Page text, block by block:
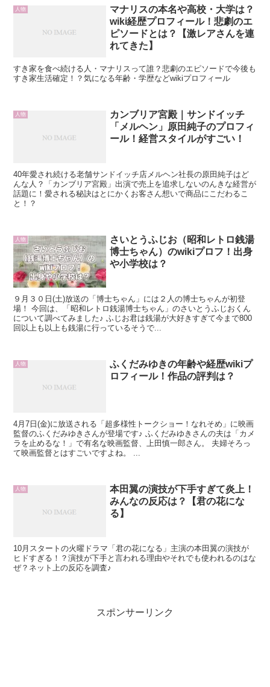
人物
マナリスの本名や高校・大学は？
wiki経歴プロフィール！悲劇のエ
ピソードとは？【激レアさんを連
れてきた】
すき家を食べ続ける人・マナリスって誰？悲劇のエピソードで今後も
すき家生活確定！？気になる年齢・学歴などwikiプロフィール
人物
カンブリア宮殿｜サンドイッチ
「メルヘン」原田純子のプロフィ
ール！経営スタイルがすごい！
40年愛され続ける老舗サンドイッチ店メルヘン社長の原田純子はど
んな人？「カンブリア宮殿」出演で売上を追求しないのんきな経営が
話題に！愛される秘訣はとにかくお客さん想いで商品にこだわるこ
と！？
人物
さいとうふじお（昭和レトロ銭湯
博士ちゃん）のwikiプロフ！出身
や小学校は？
９月３０日(土)放送の「博士ちゃん」には２人の博士ちゃんが初登
場！ 今回は、「昭和レトロ銭湯博士ちゃん」のさいとうふじおくん
について調べてみました♪ ふじお君は銭湯が大好きすぎて今まで800
回以上も以上も銭湯に行っているそうで...
人物
ふくだみゆきの年齢や経歴wikiプ
ロフィール！作品の評判は？
4月7日(金)に放送される「超多様性トークショー！なれそめ」に映画
監督のふくだみゆきさんが登場です♪ ふくだみゆきさんの夫は「カメ
ラを止めるな！」で有名な映画監督、上田慎一郎さん。 夫婦そろっ
て映画監督とはすごいですよね。 ...
人物
本田翼の演技が下手すぎて炎上！
みんなの反応は？【君の花にな
る】
10月スタートの火曜ドラマ「君の花になる」主演の本田翼の演技が
ヒドすぎる！？演技が下手と言われる理由やそれでも使われるのはな
ぜ？ネット上の反応を調査♪
スポンサーリンク